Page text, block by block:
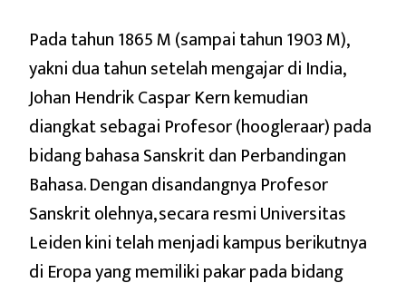
Pada tahun 1865 M (sampai tahun 1903 M),
yakni dua tahun setelah mengajar di India,
Johan Hendrik Caspar Kern kemudian
diangkat sebagai Profesor (hoogleraar) pada
bidang bahasa Sanskrit dan Perbandingan
Bahasa. Dengan disandangnya Profesor
Sanskrit olehnya, secara resmi Universitas
Leiden kini telah menjadi kampus berikutnya
di Eropa yang memiliki pakar pada bidang